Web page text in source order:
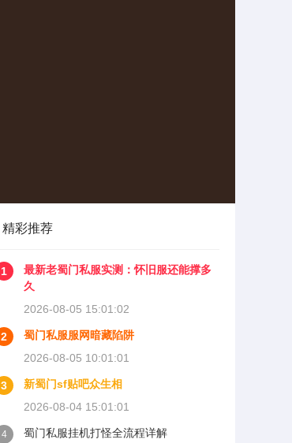
精彩推荐
1
最新老蜀门私服实测：怀旧服还能撑多
久
2026-08-05 15:01:02
2
蜀门私服服网暗藏陷阱
2026-08-05 10:01:01
3
新蜀门sf贴吧众生相
2026-08-04 15:01:01
4
蜀门私服挂机打怪全流程详解